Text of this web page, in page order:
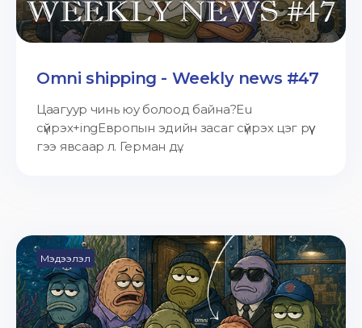
Omni shipping - Weekly news #47
Цаагуур чинь юу болоод байна?Eu
сүйрэх+ingЕвропын эдийн засаг сүйрэх цэг рүү
гээ явсаар л. Герман дү...
Мэдээлэл